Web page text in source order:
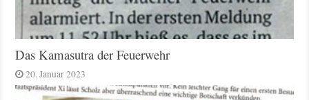
Das Kamasutra der Feuerwehr
20. Januar 2023